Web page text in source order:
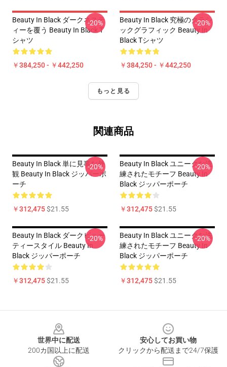
Beauty In Black ダークネステ
ィーを覆う Beauty In Black T
シャツ
￥384,250 - ￥442,250
-20%
Beauty In Black 究極のクラシ
ックグラフィック Beauty In
Black Tシャツ
￥384,250 - ￥442,250
-20%
もっと見る
関連商品
Beauty In Black 単に見事な外
観 Beauty In Black ジッパーポ
ーチ
￥312,475$21.55
-20%
Beauty In Black ユニークな洗
練されたモチーフ Beauty In
Black ジッパーポーチ
￥312,475$21.55
-20%
Beauty In Black ダークビュー
ティースタイル Beauty In
Black ジッパーポーチ
￥312,475$21.55
-20%
Beauty In Black ユニークな洗
練されたモチーフ Beauty In
Black ジッパーポーチ
￥312,475$21.55
-20%
世界中に配送
200カ国以上に配送
安心してお買い物
クリックから配送まで24/7保護